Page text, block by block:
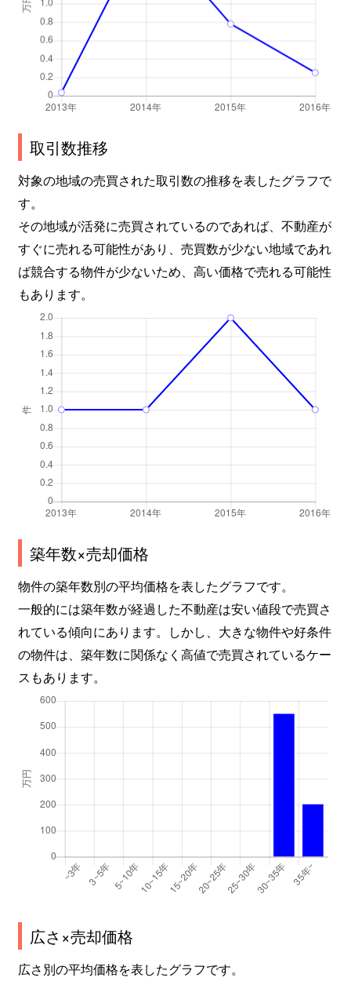
取引数推移
対象の地域の売買された取引数の推移を表したグラフで
す。
その地域が活発に売買されているのであれば、不動産が
すぐに売れる可能性があり、売買数が少ない地域であれ
ば競合する物件が少ないため、高い価格で売れる可能性
もあります。
築年数×売却価格
物件の築年数別の平均価格を表したグラフです。
一般的には築年数が経過した不動産は安い値段で売買さ
れている傾向にあります。しかし、大きな物件や好条件
の物件は、築年数に関係なく高値で売買されているケー
スもあります。
広さ×売却価格
広さ別の平均価格を表したグラフです。